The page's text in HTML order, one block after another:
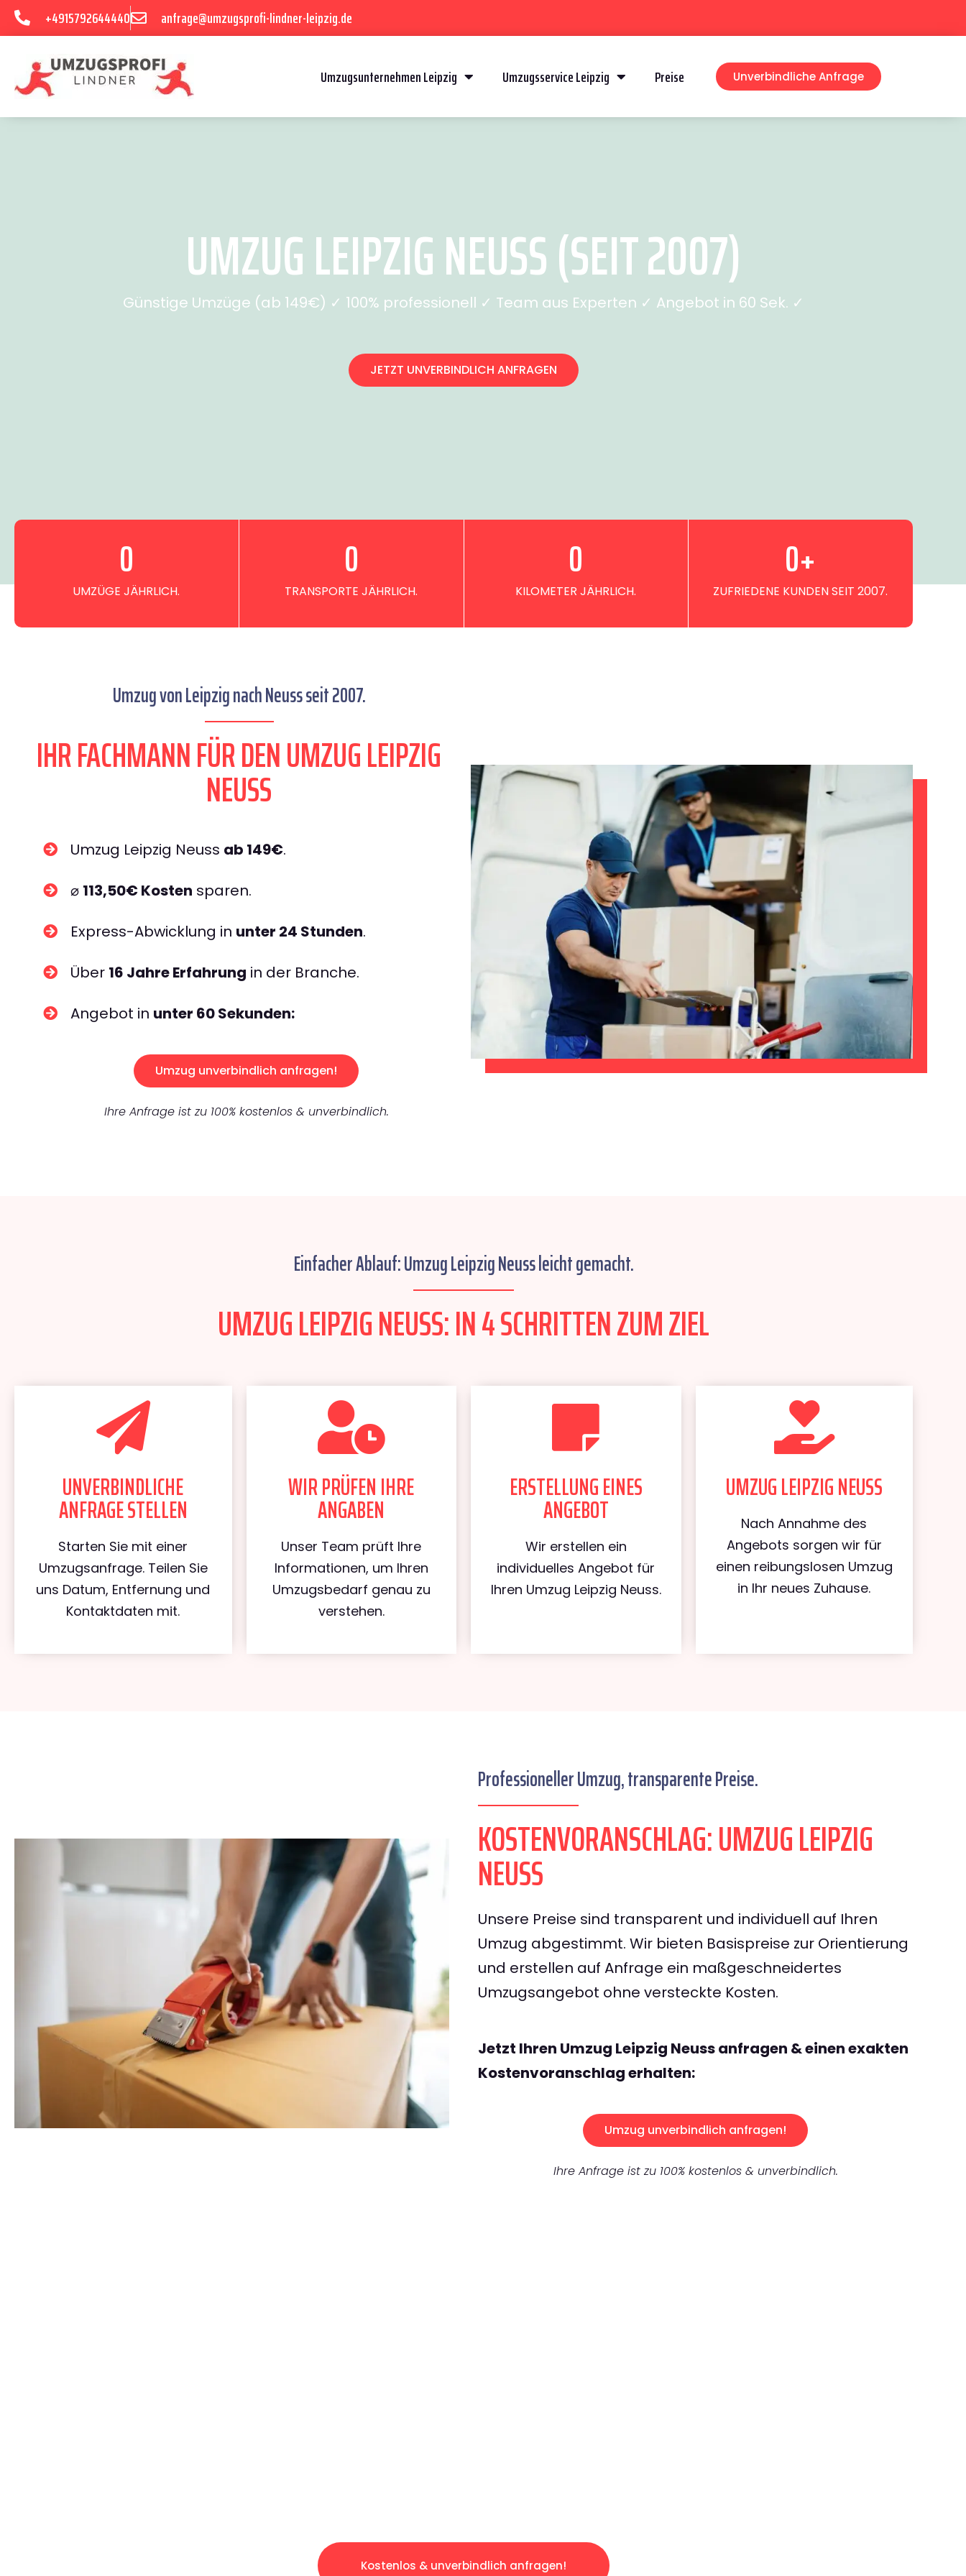
+4915792644440 anfrage@umzugsprofi-lindner-leipzig.de
Umzugsunternehmen Leipzig Umzugsservice Leipzig Preise Unverbindliche Anfrage
UMZUG LEIPZIG NEUSS (SEIT 2007)
Günstige Umzüge (ab 149€) ✓ 100% professionell ✓ Team aus Experten ✓ Angebot in 60 Sek. ✓
JETZT UNVERBINDLICH ANFRAGEN
UMZÜGE JÄHRLICH.
0
TRANSPORTE JÄHRLICH.
0
KILOMETER JÄHRLICH.
0
ZUFRIEDENE KUNDEN SEIT 2007.
0+
Umzug von Leipzig nach Neuss seit 2007.
IHR FACHMANN FÜR DEN UMZUG LEIPZIG
NEUSS
Umzug Leipzig Neuss ab 149€.
⌀ 113,50€ Kosten sparen.
Express-Abwicklung in unter 24 Stunden.
Über 16 Jahre Erfahrung in der Branche.
Angebot in unter 60 Sekunden:
Umzug unverbindlich anfragen!
Ihre Anfrage ist zu 100% kostenlos & unverbindlich.
Einfacher Ablauf: Umzug Leipzig Neuss leicht gemacht.
UMZUG LEIPZIG NEUSS: IN 4 SCHRITTEN ZUM ZIEL
UNVERBINDLICHE
ANFRAGE STELLEN
Starten Sie mit einer
Umzugsanfrage. Teilen Sie
uns Datum, Entfernung und
Kontaktdaten mit.
WIR PRÜFEN IHRE
ANGABEN
Unser Team prüft Ihre
Informationen, um Ihren
Umzugsbedarf genau zu
verstehen.
ERSTELLUNG EINES
ANGEBOT
Wir erstellen ein
individuelles Angebot für
Ihren Umzug Leipzig Neuss.
UMZUG LEIPZIG NEUSS
Nach Annahme des
Angebots sorgen wir für
einen reibungslosen Umzug
in Ihr neues Zuhause.
Professioneller Umzug, transparente Preise.
KOSTENVORANSCHLAG: UMZUG LEIPZIG
NEUSS
Unsere Preise sind transparent und individuell auf Ihren
Umzug abgestimmt. Wir bieten Basispreise zur Orientierung
und erstellen auf Anfrage ein maßgeschneidertes
Umzugsangebot ohne versteckte Kosten.
Jetzt Ihren Umzug Leipzig Neuss anfragen & einen exakten
Kostenvoranschlag erhalten:
Umzug unverbindlich anfragen!
Ihre Anfrage ist zu 100% kostenlos & unverbindlich.
Kostenlos & unverbindlich anfragen!